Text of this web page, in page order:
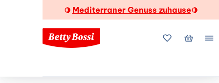
🍋 Mediterraner Genuss zuhause🍋
MeineMein